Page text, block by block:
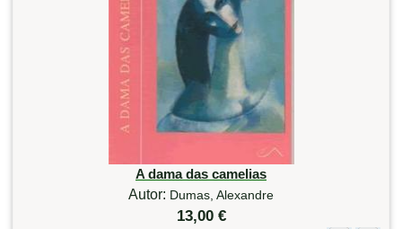
A dama das camelias
Autor: Dumas, Alexandre
13,00 €